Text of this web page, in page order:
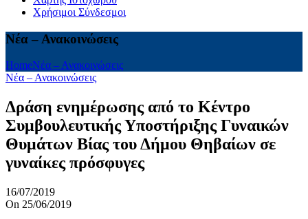
Χρήσιμοι Σύνδεσμοι
Νέα – Ανακοινώσεις
HomeΝέα – Ανακοινώσεις
Νέα – Ανακοινώσεις
Δράση ενημέρωσης από το Κέντρο
Συμβουλευτικής Υποστήριξης Γυναικών
Θυμάτων Βίας του Δήμου Θηβαίων σε
γυναίκες πρόσφυγες
16/07/2019
On 25/06/2019